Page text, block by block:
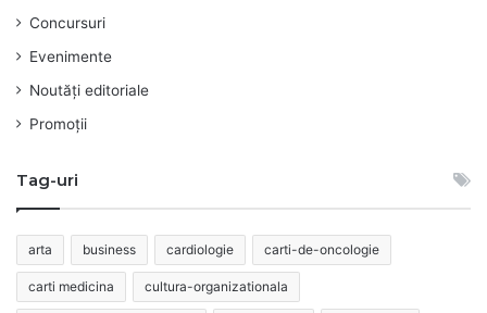
Concursuri
Evenimente
Noutăți editoriale
Promoții
Tag-uri
arta business cardiologie carti-de-oncologie
carti medicina cultura-organizationala